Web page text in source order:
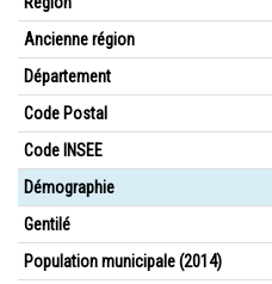
Ancienne région
Département
Code Postal
Code INSEE
Démographie
Gentilé
Population municipale (2014)